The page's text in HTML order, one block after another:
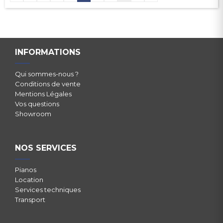
INFORMATIONS
Qui sommes-nous ?
Conditions de vente
Mentions Légales
Vos questions
Showroom
NOS SERVICES
Pianos
Location
Services techniques
Transport